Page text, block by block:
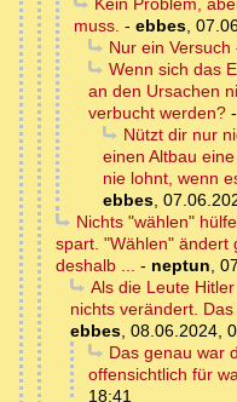
Kein Problem,
muss. - ebbes,
Nur ein Versuch
Wenn sich das
an den Ursachen
verbucht werden? -
Nützt dir nur
einen Altbau
nie lohnt, wenn
ebbes,
Nichts "wählen"
spart. "Wählen" ändert
deshalb ... - neptun,
Als die Leute
nichts verändert.
ebbes, 08.06.2024,
Das genau war
offensichtlich für
18:41